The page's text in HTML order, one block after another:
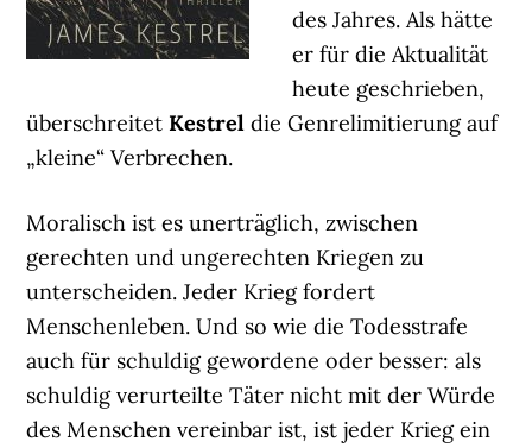
des Jahres. Als hätte
er für die Aktualität
heute geschrieben,
überschreitet Kestrel die Genrelimitierung auf
„kleine“ Verbrechen.
Moralisch ist es unerträglich, zwischen
gerechten und ungerechten Kriegen zu
unterscheiden. Jeder Krieg fordert
Menschenleben. Und so wie die Todesstrafe
auch für schuldig gewordene oder besser: als
schuldig verurteilte Täter nicht mit der Würde
des Menschen vereinbar ist, ist jeder Krieg ein